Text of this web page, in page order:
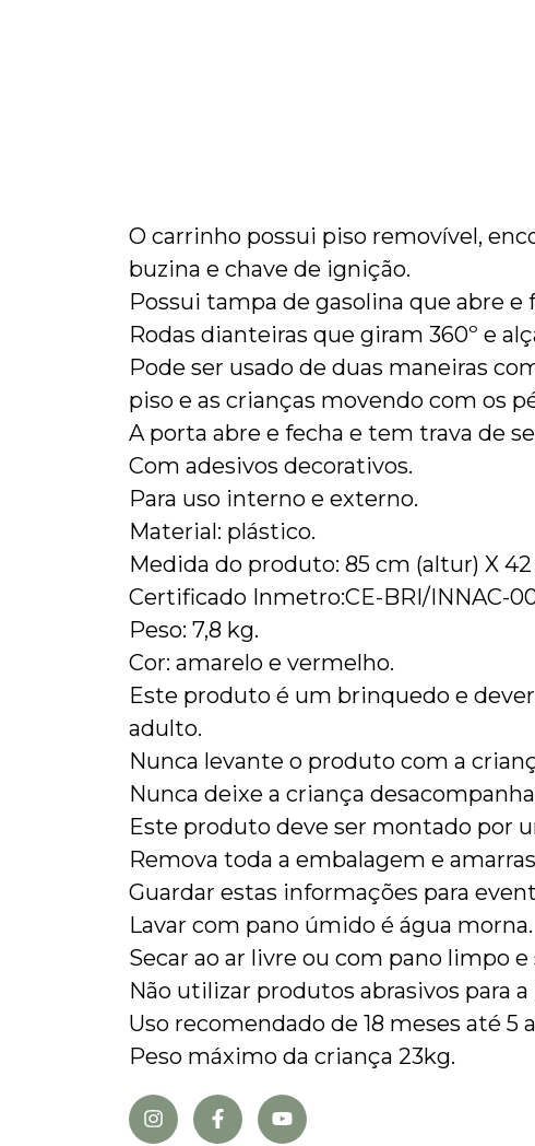
O carrinho possui piso removível,
buzina e chave de ignição.
Possui tampa de gasolina que abre e
Rodas dianteiras que giram 360º e
Pode ser usado de duas maneiras
piso e as crianças movendo com os
A porta abre e fecha e tem trava de
Com adesivos decorativos.
Para uso interno e externo.
Material: plástico.
Medida do produto: 85 cm (altur) X
Certificado Inmetro:CE-BRI/INNAC-
Peso: 7,8 kg.
Cor: amarelo e vermelho.
Este produto é um brinquedo e
adulto.
Nunca levante o produto com a
Nunca deixe a criança
Este produto deve ser montado por
Remova toda a embalagem e
Guardar estas informações para
Lavar com pano úmido é água morna.
Secar ao ar livre ou com pano limpo e
Não utilizar produtos abrasivos para
Uso recomendado de 18 meses até 5
Peso máximo da criança 23kg.